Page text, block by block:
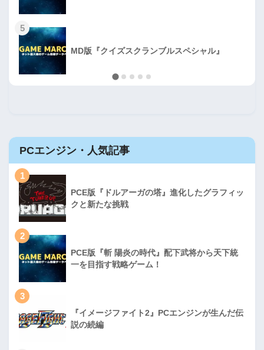
5
MD版『クイズスクランブルスペシャル』
PCエンジン・人気記事
1
PCE版『ドルアーガの塔』進化したグラフィッ
クと新たな挑戦
2
PCE版『斬 陽炎の時代』配下武将から天下統
一を目指す戦略ゲーム！
3
『イメージファイト2』PCエンジンが生んだ伝
説の続編